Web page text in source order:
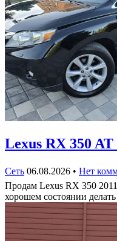
Lexus RX 350 AT
Сеть 06.08.2026 • Нет
Продам Lexus RX 350
хорошем состоянии